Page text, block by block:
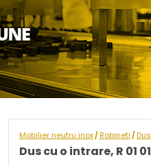
Mobilier neutru inox/Robineti /
Dus cu o intrare, R 01